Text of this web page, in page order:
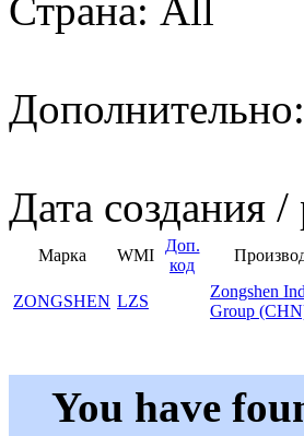
Страна: All
Дата создания
Марка WMI
Доп.
код
ZONGSHEN LZS
Zongshen
Group
You have